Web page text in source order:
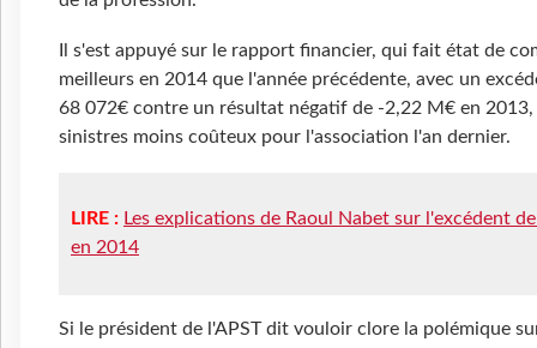
Il s'est appuyé sur le rapport financier, qui fait état de
meilleurs en 2014 que l'année précédente, avec un
68 072€ contre un résultat négatif de -2,22 M€ en
sinistres moins coûteux pour l'association l'an dernier.
LIRE : Les explications de Raoul Nabet sur l'excédent
en 2014
Si le président de l'APST dit vouloir clore la polémique